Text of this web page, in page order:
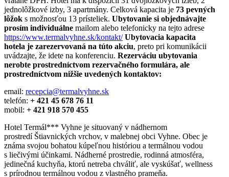
jednolôžkové izby, 3 apartmány. Celková kapacita je 73 pevných
lôžok s možnosťou 13 prísteliek. Ubytovanie si objednávajte
prosím individuálne mailom alebo telefonicky na tejto adrese
https://www.termalvyhne.sk/kontakt/ Ubytovacia kapacita
hotela je zarezervovaná na túto akciu, preto pri komunikácii
uvádzajte, že idete na konferenciu. Rezerváciu ubytovania
nerobte prostredníctvom rezervačného formulára, ale
prostredníctvom nižšie uvedených kontaktov:
email: recepcia@termalvyhne.sk
telefón: + 421 45 678 76 11
mobil: + 421 918 570 455
Hotel Termál*** Vyhne je situovaný v nádhernom
prostredí Štiavnických vrchov, v malebnej obci Vyhne. Obec je
známa svojou bohatou kúpeľnou históriou a termálnou vodou
s liečivými účinkami. Nádherné prostredie, rodinná atmosféra,
jedinečná kuchyňa, ktorú netreba chváliť, ale vyskúšať, wellness
s prírodnou termálnou vodou z vlastného prameňa.